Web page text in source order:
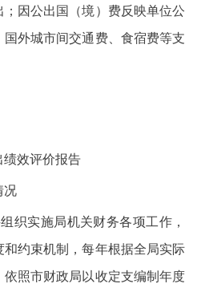
因公出国（境）费反映单位公
外城市间交通费、食宿费等支
绩效评价报告
况
织实施局机关财务各项工作，
约束机制，每年根据全局实际
照市财政局以收定支编制年度